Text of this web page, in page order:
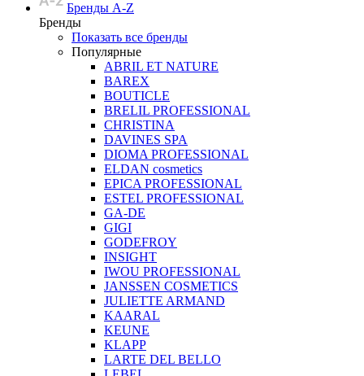
Бренды A-Z
Бренды
Показать все бренды
Популярные
ABRIL ET NATURE
BAREX
BOUTICLE
BRELIL PROFESSIONAL
CHRISTINA
DAVINES SPA
DIOMA PROFESSIONAL
ELDAN cosmetics
EPICA PROFESSIONAL
ESTEL PROFESSIONAL
GA-DE
GIGI
GODEFROY
INSIGHT
IWOU PROFESSIONAL
JANSSEN COSMETICS
JULIETTE ARMAND
KAARAL
KEUNE
KLAPP
LARTE DEL BELLO